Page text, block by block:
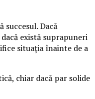
Dacă
există suprapuneri
situația înainte de a
chiar dacă par solide